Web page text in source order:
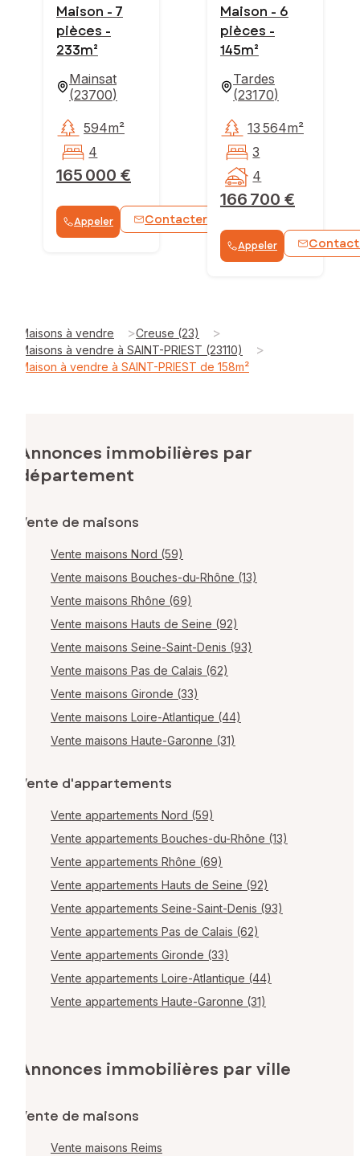
Maison - 7
pièces -
233m²
Mainsat
(23700)
165 000 €
594m²
4
Appeler Contacter
Maison - 6
pièces -
145m²
Tardes
(23170)
166 700 €
13 564m²
3
4
Appeler
Maisons à vendre >Creuse (23) >
Maisons à vendre à SAINT-PRIEST (23110) >
Maison à vendre à SAINT-PRIEST de 158m²
Annonces immobilières par
département
Vente de maisons
Vente maisons Nord (59)
Vente maisons Bouches-du-Rhône (13)
Vente maisons Rhône (69)
Vente maisons Hauts de Seine (92)
Vente maisons Seine-Saint-Denis (93)
Vente maisons Pas de Calais (62)
Vente maisons Gironde (33)
Vente maisons Loire-Atlantique (44)
Vente maisons Haute-Garonne (31)
Vente d'appartements
Vente appartements Nord (59)
Vente appartements Bouches-du-Rhône (13)
Vente appartements Rhône (69)
Vente appartements Hauts de Seine (92)
Vente appartements Seine-Saint-Denis (93)
Vente appartements Pas de Calais (62)
Vente appartements Gironde (33)
Vente appartements Loire-Atlantique (44)
Vente appartements Haute-Garonne (31)
Annonces immobilières par ville
Vente de maisons
Vente maisons Reims